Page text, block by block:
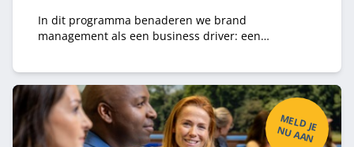
In dit programma benaderen we brand
management als een business driver: een
volwassenheid, durf om keuzes te maken,
prioriteiten te stellen, te versnellen en intern te
verankeren.
M
ELD
JE
N
U
A
A
N